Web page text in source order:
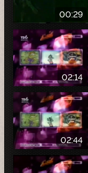
00:29
02:14
02:44